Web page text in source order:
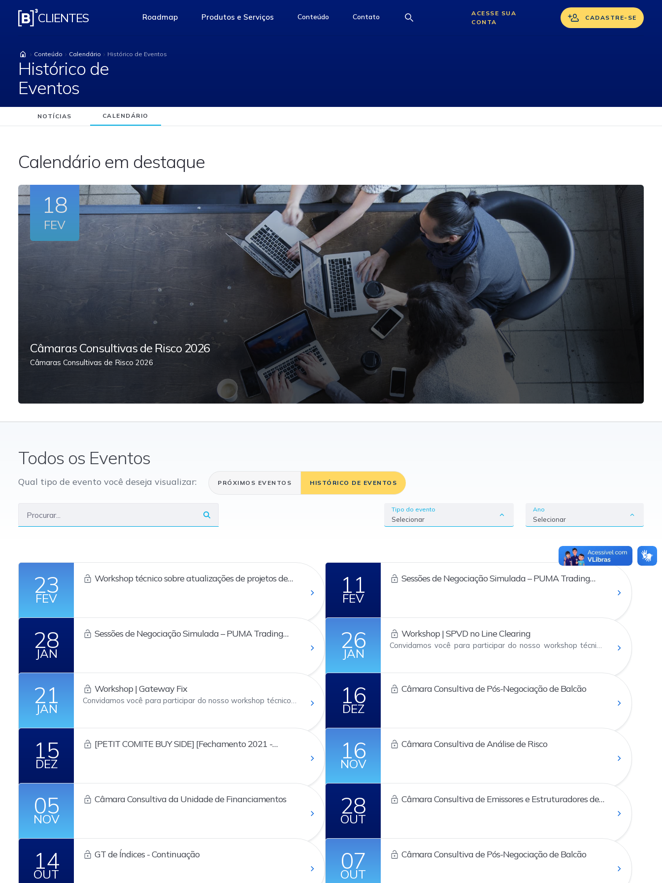
Histórico de Eventos
CLIENTES access-the-page
Roadmap access-the-page
Produtos e Serviços access-the-page
Conteúdo access-the-page
Contato
ACESSE SUA
CONTA
CADASTRE-SE
Conteúdo Calendário Histórico de Eventos
Histórico de
Eventos
NOTÍCIAS CALENDÁRIO
Calendário em destaque
18
FEV
Câmaras Consultivas de Risco 2026
Câmaras Consultivas de Risco 2026
Todos os Eventos
Qual tipo de evento você deseja visualizar: PRÓXIMOS EVENTOS HISTÓRICO DE EVENTOS
Tipo do evento
Selecionar
Ano
Selecionar
23
FEV
Workshop técnico sobre atualizações de projetos de
11
FEV
Sessões de Negociação Simulada – PUMA Trading
28
JAN
Sessões de Negociação Simulada – PUMA Trading
26
JAN
Workshop | SPVD no Line Clearing
Convidamos você para participar do nosso workshop técnico
21
JAN
Workshop | Gateway Fix
Convidamos você para participar do nosso workshop técnico a
16
DEZ
Câmara Consultiva de Pós-Negociação de Balcão
15
DEZ
[PETIT COMITE BUY SIDE] [Fechamento 2021 -
16
NOV
Câmara Consultiva de Análise de Risco
05
NOV
Câmara Consultiva da Unidade de Financiamentos 28
OUT
Câmara Consultiva de Emissores e Estruturadores de
14
OUT
GT de Índices - Continuação 07
OUT
Câmara Consultiva de Pós-Negociação de Balcão